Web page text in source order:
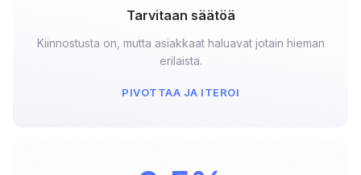
Tarvitaan säätöä
Kiinnostusta on, mutta asiakkaat haluavat jotain hieman
erilaista.
PIVOTTAA JA ITEROI